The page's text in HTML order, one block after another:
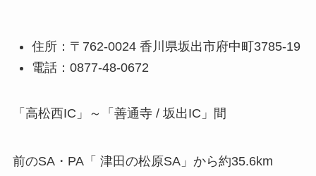
住所：〒762-0024 香川県坂出市府中町3785-19
電話：0877-48-0672
「高松西IC」～「善通寺 / 坂出IC」間
前のSA・PA「 津田の松原SA」から約35.6km